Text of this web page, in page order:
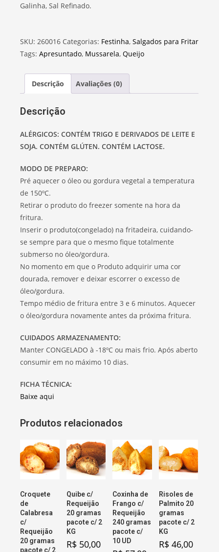
Galinha, Sal Refinado.
SKU: 260016 Categorias: Festinha,Salgados para Fritar
Tags:Apresuntado, Mussarela,Queijo
Descrição Avaliações (0)
Descrição
ALÉRGICOS: CONTÉM TRIGO E DERIVADOS DE LEITE E
SOJA. CONTÉM GLÚTEN. CONTÉM LACTOSE.
MODO DE PREPARO:
Pré aquecer o óleo ou gordura vegetal a temperatura
de 150ºC.
Retirar o produto do freezer somente na hora da
fritura.
Inserir o produto(congelado) na fritadeira, cuidando-
se sempre para que o mesmo fique totalmente
submerso no óleo/gordura.
No momento em que o Produto adquirir uma cor
dourada, remover e deixar escorrer o excesso de
óleo/gordura.
Tempo médio de fritura entre 3 e 6 minutos. Aquecer
o óleo/gordura novamente antes da próxima fritura.
CUIDADOS ARMAZENAMENTO:
Manter CONGELADO à -18ºC ou mais frio. Após aberto
consumir em no máximo 10 dias.
FICHA TÉCNICA:
Baixe aqui
Produtos relacionados
Croquete
de
Calabresa
c/
Requeijão
20 gramas
pacote c/ 2
Quibe c/
Requeijão
20 gramas
pacote c/ 2
KG
R$ 50,00
Coxinha de
Frango c/
Requeijão
240 gramas
pacote c/
10 UD
Risoles de
Palmito 20
gramas
pacote c/ 2
KG
R$ 46,00